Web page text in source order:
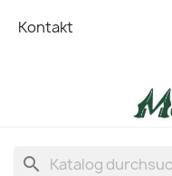
Kontakt
search